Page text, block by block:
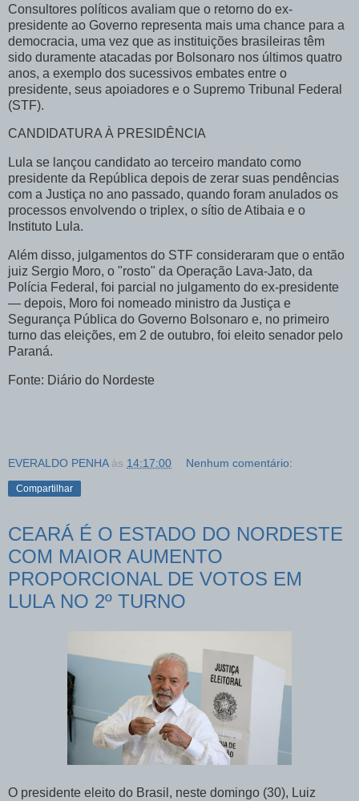
Consultores políticos avaliam que o retorno do ex-
presidente ao Governo representa mais uma chance para a
democracia, uma vez que as instituições brasileiras têm
sido duramente atacadas por Bolsonaro nos últimos quatro
anos, a exemplo dos sucessivos embates entre o
presidente, seus apoiadores e o Supremo Tribunal Federal
(STF).
CANDIDATURA À PRESIDÊNCIA
Lula se lançou candidato ao terceiro mandato como
presidente da República depois de zerar suas pendências
com a Justiça no ano passado, quando foram anulados os
processos envolvendo o triplex, o sítio de Atibaia e o
Instituto Lula.
Além disso, julgamentos do STF consideraram que o então
juiz Sergio Moro, o "rosto" da Operação Lava-Jato, da
Polícia Federal, foi parcial no julgamento do ex-presidente
— depois, Moro foi nomeado ministro da Justiça e
Segurança Pública do Governo Bolsonaro e, no primeiro
turno das eleições, em 2 de outubro, foi eleito senador pelo
Paraná.
Fonte: Diário do Nordeste
EVERALDO PENHA às 14:17:00 Nenhum comentário:
Compartilhar
CEARÁ É O ESTADO DO NORDESTE
COM MAIOR AUMENTO
PROPORCIONAL DE VOTOS EM
LULA NO 2º TURNO
O presidente eleito do Brasil, neste domingo (30), Luiz